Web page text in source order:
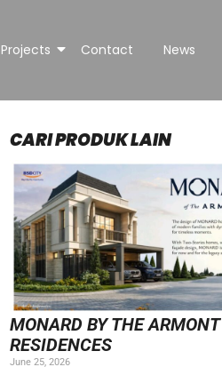
Projects Contact News
CARI PRODUK LAIN
MONARD BY THE ARMONT
RESIDENCES​
June 25, 2026